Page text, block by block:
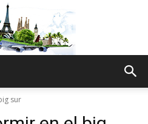
sur